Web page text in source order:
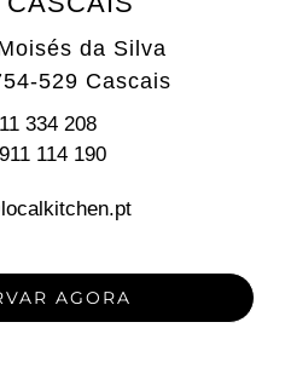
da Silva
529 Cascais
334 208
114 190
AGORA